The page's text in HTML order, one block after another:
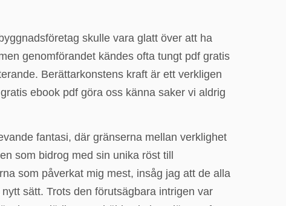
skulle vara glatt över att ha
genomförandet kändes ofta tungt pdf gratis
Berättarkonstens kraft är ett verkligen
ebook pdf göra oss känna saker vi aldrig
fantasi, där gränserna mellan verklighet
som bidrog med sin unika röst till
som påverkat mig mest, insåg jag att de alla
sätt. Trots den förutsägbara intrigen var